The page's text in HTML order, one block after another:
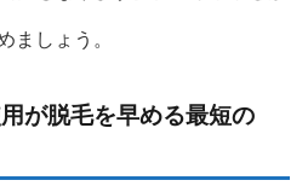
ましょう。
が脱毛を早める最短の